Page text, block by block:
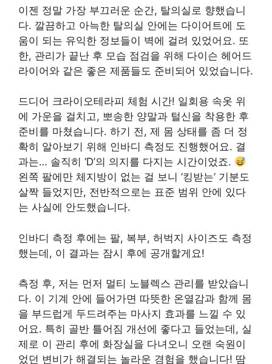
이젠 정말 가장 부끄러운 순간, 탈의실로 향했습니
다. 깔끔하고 아늑한 탈의실 안에는 다이어트에 도
움이 되는 유익한 정보들이 벽에 걸려 있었어요. 또
한, 관리가 끝난 후 모습 점검을 위해 다이슨 헤어드
라이어와 같은 좋은 제품들도 준비되어 있었습니다.
드디어 크라이오테라피 체험 시간! 일회용 속옷 위
에 가운을 걸치고, 뽀송한 양말과 털신을 착용한 후
준비를 마쳤습니다. 하기 전, 제 몸 상태를 좀 더 정
확히 알아보기 위해 인바디 측정도 진행했어요. 결
과는… 솔직히 ‘D’의 의지를 다지는 시간이었죠.
왼쪽 팔에만 체지방이 없는 걸 보니 ‘킹받는’ 기분도
살짝 들었지만, 전반적으로는 표준 범위 안에 있다
는 사실에 안도했습니다.
인바디 측정 후에는 팔, 복부, 허벅지 사이즈도 측정
했는데, 이 결과는 잠시 후에 공개할게요!
측정 후, 저는 먼저 멀티 노블렉스 관리를 받았습니
다. 이 기계 안에 들어가면 따뜻한 온열감과 함께 몸
을 부드럽게 두드려주는 마사지 효과를 느낄 수 있
어요. 특히 골반 틀어짐 개선에 좋다고 들었는데, 실
제로 이 관리 후에 화장실을 다녀오니 오랜 숙원이
었던 변비가 해결되는 놀라운 경험을 했습니다! 땀